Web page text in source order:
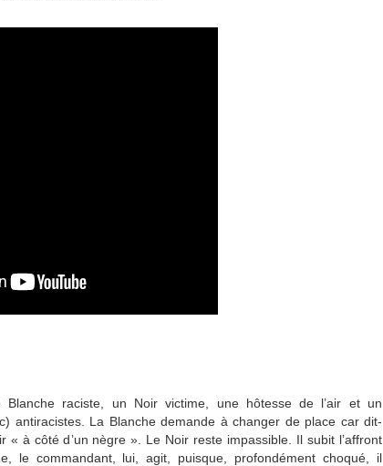
Blanche raciste, un Noir victime, une hôtesse de l’air et un
antiracistes. La Blanche demande à changer de place car dit-
« à côté d’un nègre ». Le Noir reste impassible. Il subit l’affront
le commandant, lui, agit, puisque, profondément choqué, il